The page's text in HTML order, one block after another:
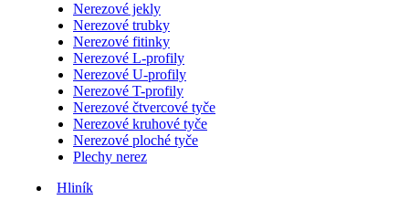
Nerezové jekly
Nerezové trubky
Nerezové fitinky
Nerezové L-profily
Nerezové U-profily
Nerezové T-profily
Nerezové čtvercové tyče
Nerezové kruhové tyče
Nerezové ploché tyče
Plechy nerez
Hliník